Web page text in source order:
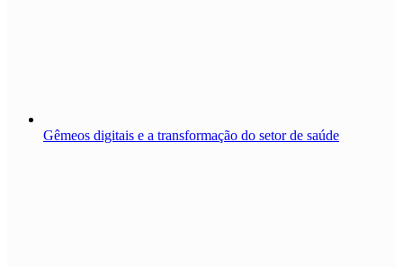
Gêmeos digitais e a transformação do setor de saúde